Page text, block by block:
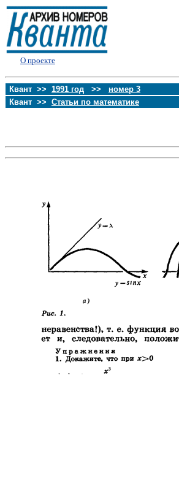
О проекте
Квант >> 1991 год >> номер 3
Квант >> Статьи по математике